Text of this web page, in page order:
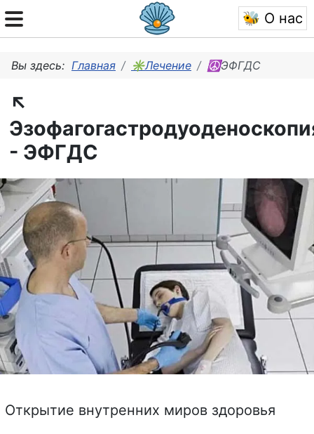
🐝 О нас
Вы здесь: Главная ✳Лечение ☮ЭФГДС
↖
- ЭФГДС
Открытие внутренних миров здоровья